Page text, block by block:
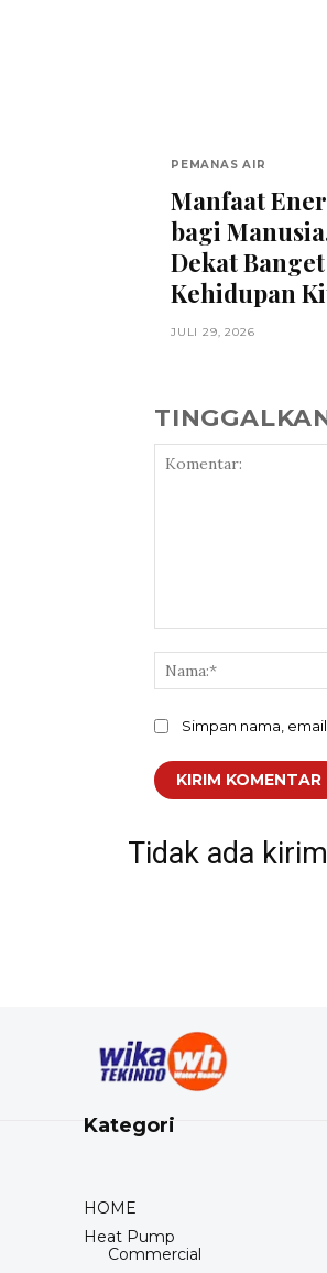
PEMANAS AIR
Manfaat
bagi
Dekat
Kehidupan
JULI 29, 2026
Simpan nama,
Tidak ada
Kategori
HOME
Heat Pump
Commercial